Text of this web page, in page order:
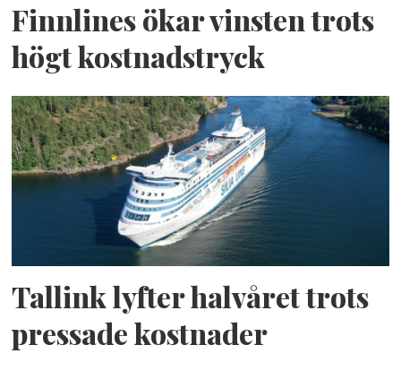
Finnlines ökar vinsten trots
högt kostnadstryck
Tallink lyfter halvåret trots
pressade kostnader